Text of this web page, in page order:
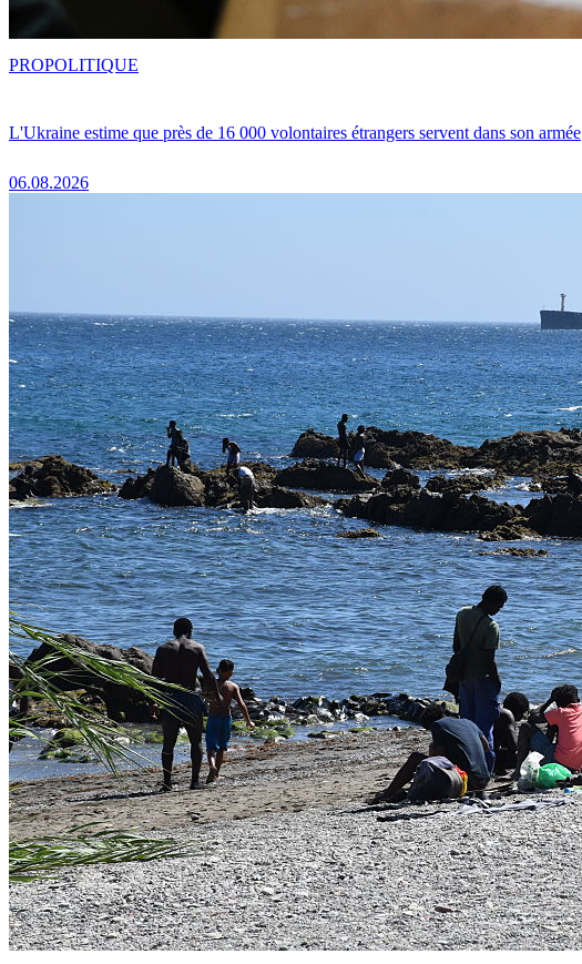
L'Ukraine estime que près de 16 000 volontaires étrangers servent dans son armée
06.08.2026
PROPOLITIQUE